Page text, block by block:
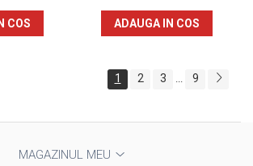
COS ADAUGA IN COS
1 2 3 ... 9
MAGAZINUL MEU